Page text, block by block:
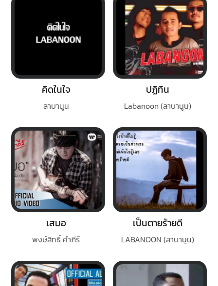
คิดในใจ
ลาบานูน
ปฏิทิน
Labanoon (ลาบานูน)
เสมอ
พงษ์สิทธิ์ คำภีร์
เป็นตายร้ายดี
LABANOON (ลาบานูน)